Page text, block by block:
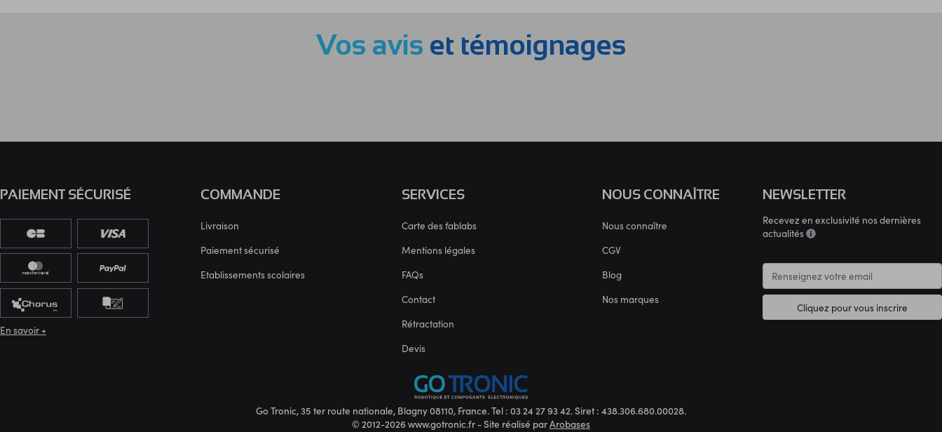
Vos avis et témoignages
COMMANDE
Livraison
Paiement sécurisé
Etablissements scolaires
SERVICES
Carte des fablabs
Mentions légales
FAQs
Contact
Rétractation
Devis
NOUS CONNAÎTRE
Nous connaître
CGV
Blog
Nos marques
NEWSLETTER
Recevez en exclusivité nos dernières
actualités
Cliquez pour vous inscrire
PAIEMENT SÉCURISÉ
En savoir +
Go Tronic, 35 ter route nationale, Blagny 08110, France. Tel : 03 24 27 93 42. Siret : 438.306.680.00028.
© 2012-2026 www.gotronic.fr - Site réalisé parArobases